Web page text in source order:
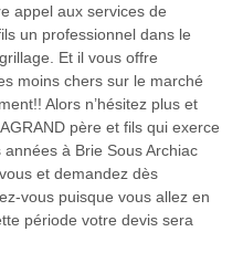
appel aux services de
un professionnel dans le
Et il vous offre
moins chers sur le marché
Alors n’hésitez plus et
père et fils qui exerce
à Brie Sous Archiac
et demandez dès
vous puisque vous allez en
période votre devis sera